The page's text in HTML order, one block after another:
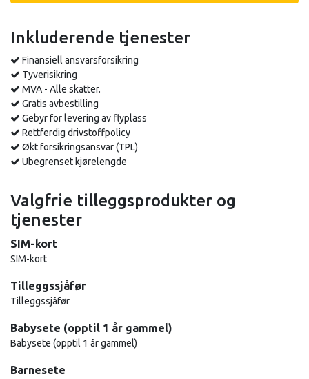
Inkluderende tjenester
Finansiell ansvarsforsikring
Tyverisikring
MVA - Alle skatter.
Gratis avbestilling
Gebyr for levering av flyplass
Rettferdig drivstoffpolicy
Økt forsikringsansvar (TPL)
Ubegrenset kjørelengde
Valgfrie tilleggsprodukter og
tjenester
SIM-kort
SIM-kort
Tilleggssjåfør
Tilleggssjåfør
Babysete (opptil 1 år gammel)
Babysete (opptil 1 år gammel)
Barnesete